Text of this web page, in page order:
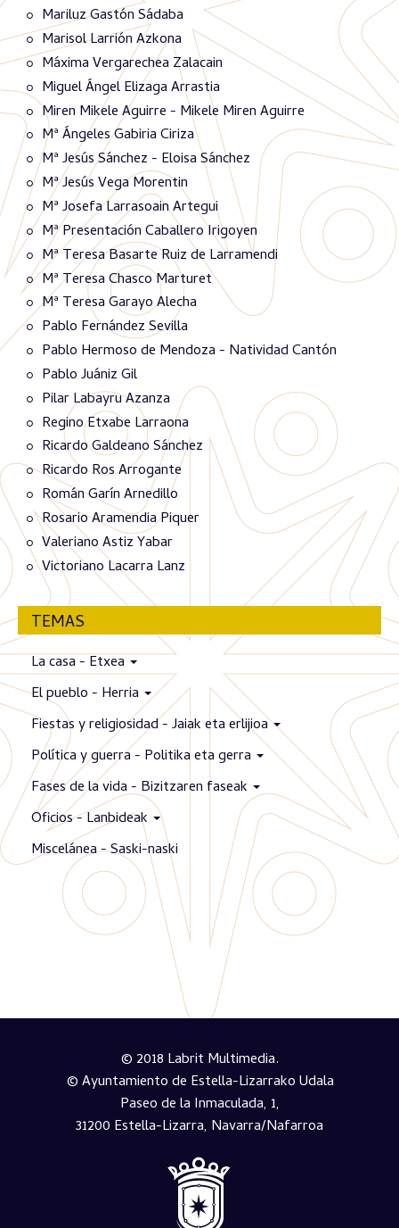
Mariluz Gastón Sádaba
Marisol Larrión Azkona
Máxima Vergarechea Zalacain
Miguel Ángel Elizaga Arrastia
Miren Mikele Aguirre - Mikele Miren Aguirre
Mª Ángeles Gabiria Ciriza
Mª Jesús Sánchez - Eloisa Sánchez
Mª Jesús Vega Morentin
Mª Josefa Larrasoain Artegui
Mª Presentación Caballero Irigoyen
Mª Teresa Basarte Ruiz de Larramendi
Mª Teresa Chasco Marturet
Mª Teresa Garayo Alecha
Pablo Fernández Sevilla
Pablo Hermoso de Mendoza - Natividad Cantón
Pablo Juániz Gil
Pilar Labayru Azanza
Regino Etxabe Larraona
Ricardo Galdeano Sánchez
Ricardo Ros Arrogante
Román Garín Arnedillo
Rosario Aramendia Piquer
Valeriano Astiz Yabar
Victoriano Lacarra Lanz
TEMAS
La casa - Etxea
El pueblo - Herria
Fiestas y religiosidad - Jaiak eta erlijioa
Política y guerra - Politika eta gerra
Fases de la vida - Bizitzaren faseak
Oficios - Lanbideak
Miscelánea - Saski-naski
© 2018 Labrit Multimedia.
© Ayuntamiento de Estella-Lizarrako Udala
Paseo de la Inmaculada, 1,
31200 Estella-Lizarra, Navarra/Nafarroa